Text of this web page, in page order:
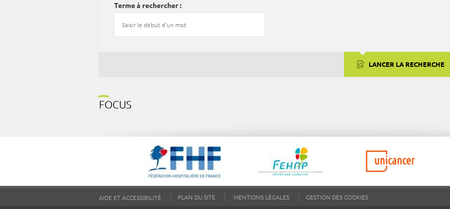
Terme à rechercher
LANCER LA RECHERCHE
FOCUS
AIDE ET ACCESSIBILITÉ PLAN DU SITE MENTIONS LÉGALES GESTION DES COOKIES